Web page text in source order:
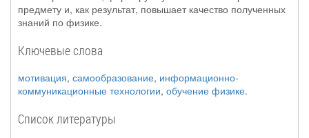
предмету и, как результат, повышает качество полученных
знаний по физике.
Ключевые слова
мотивация, самообразование, информационно-
коммуникационные технологии, обучение физике.
Список литературы